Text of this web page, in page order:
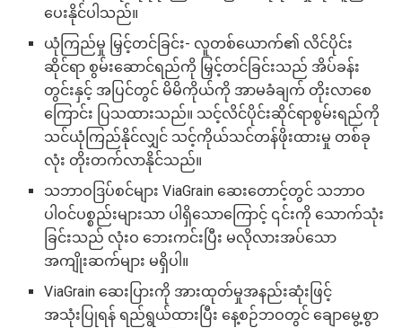
ပေးနိုင်ပါသည်။
ယုံကြည်မှု မြှင့်တင်ခြင်း- လူတစ်ယောက်၏ လိင်ပိုင်း
ဆိုင်ရာ စွမ်းဆောင်ရည်ကို မြှင့်တင်ခြင်းသည် အိပ်ခန်း
တွင်းနှင့် အပြင်တွင် မိမိကိုယ်ကို အာမခံချက် တိုးလာစေ
ကြောင်း ပြသထားသည်။ သင့်လိင်ပိုင်းဆိုင်ရာစွမ်းရည်ကို
သင်ယုံကြည်နိုင်လျှင် သင့်ကိုယ်သင်တန်ဖိုးထားမှု တစ်ခု
လုံး တိုးတက်လာနိုင်သည်။
သဘာဝဒြပ်စင်များ ViaGrain ဆေးတောင့်တွင် သဘာဝ
ပါဝင်ပစ္စည်းများသာ ပါရှိသောကြောင့် ၎င်းကို သောက်သုံး
ခြင်းသည် လုံးဝ ဘေးကင်းပြီး မလိုလားအပ်သော
အကျိုးဆက်များ မရှိပါ။
ViaGrain ဆေးပြားကို အားထုတ်မှုအနည်းဆုံးဖြင့်
အသုံးပြုရန် ရည်ရွယ်ထားပြီး နေ့စဉ်ဘဝတွင် ချောမွေ့စွာ